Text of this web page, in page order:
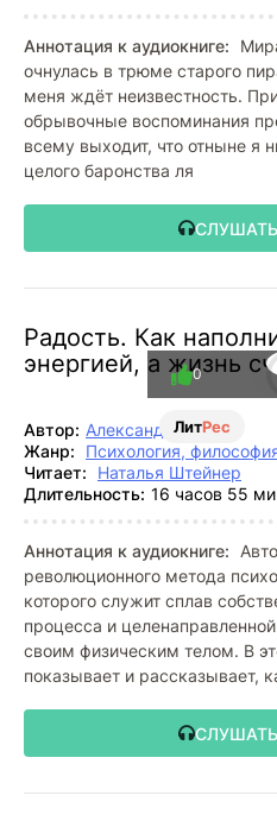
Аннотация к аудиокниге:
очнулась в трюме старого
меня ждёт неизвестность.
обрывочные воспоминания
всему выходит, что отныне я
целого баронства ля
Радость. Как
энергией, а жизнь
ЛитРес
0
Автор: Александр Лоуэн
Жанр:
Психология,
Читает:
Наталья Штейнер
Длительность: 16 часов 55
Аннотация к аудиокниге:
революционного метода
которого служит сплав
процесса и
своим физическим телом. В
показывает и рассказывает,